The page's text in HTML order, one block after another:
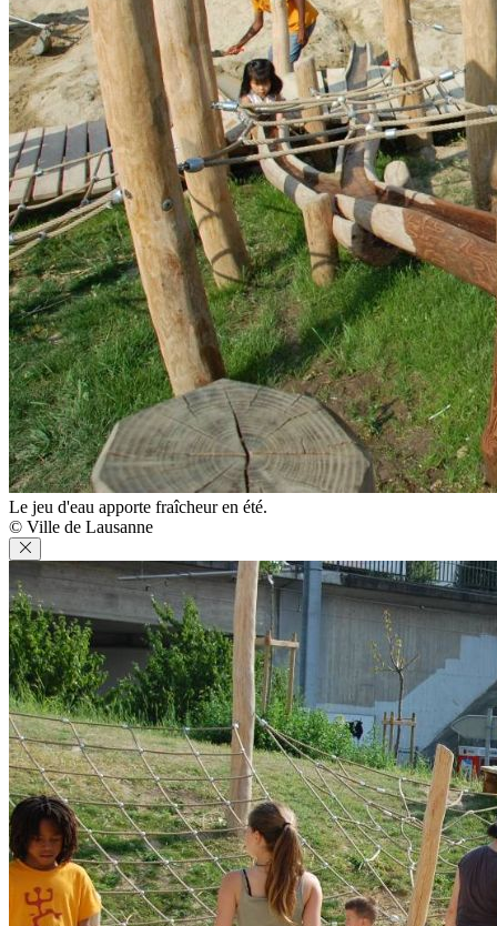
Le jeu d'eau apporte fraîcheur en été.
© Ville de Lausanne